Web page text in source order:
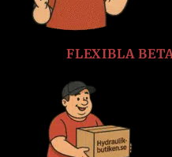
FLEXIBLA